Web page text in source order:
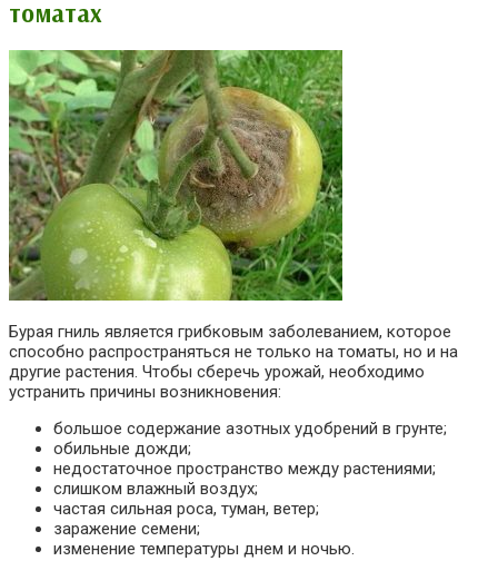
томатах
Бурая гниль является грибковым заболеванием, которое
способно распространяться не только на томаты, но и на
другие растения. Чтобы сберечь урожай, необходимо
устранить причины возникновения:
большое содержание азотных удобрений в грунте;
обильные дожди;
недостаточное пространство между растениями;
слишком влажный воздух;
частая сильная роса, туман, ветер;
заражение семени;
изменение температуры днем и ночью.